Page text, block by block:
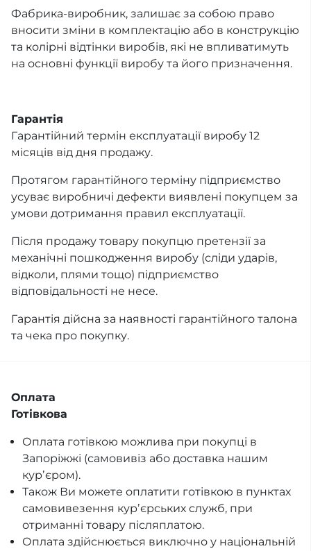
Фабрика-виробник, залишає за собою право
вносити зміни в комплектацію або в конструкцію
та колірні відтінки виробів, які не впливатимуть
на основні функції виробу та його призначення.
Гарантія
Гарантійний термін експлуатації виробу 12
місяців від дня продажу.
Протягом гарантійного терміну підприємство
усуває виробничі дефекти виявлені покупцем за
умови дотримання правил експлуатації.
Після продажу товару покупцю претензії за
механічні пошкодження виробу (сліди ударів,
відколи, плями тощо) підприємство
відповідальності не несе.
Гарантія дійсна за наявності гарантійного талона
та чека про покупку.
Оплата
Готівкова
Оплата готівкою можлива при покупці в
Запоріжжі (самовивіз або доставка нашим
курʼєром).
Також Ви можете оплатити готівкою в пунктах
самовивезення курʼєрських служб, при
отриманні товару післяплатою.
Оплата здійснюється виключно у національній